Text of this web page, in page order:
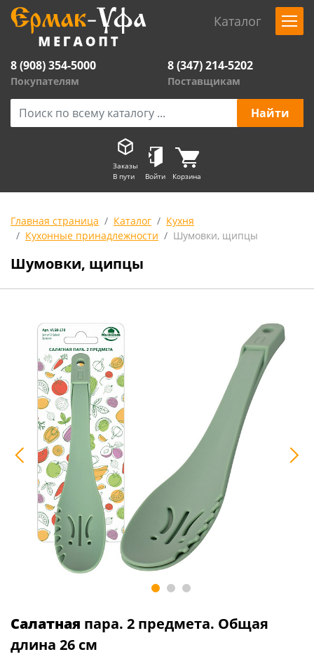
Каталог
8 (908) 354-5000
Покупателям
8 (347) 214-5202
Поставщикам
Заказы
В пути
Войти Корзина
Главная страница Каталог
Кухня
Кухонные принадлежности
Шумовки, щипцы
Шумовки, щипцы
Салатная пара. 2 предмета. Общая
длина 26 см